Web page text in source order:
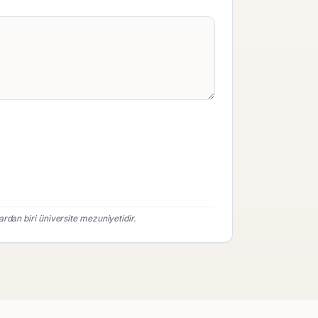
biri üniversite mezuniyetidir.